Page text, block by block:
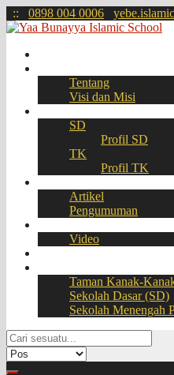
:: 0898 004 0006
Tentang
Visi dan Misi
SD
Profil SD
TK
Profil TK
Artikel
Pengumuman
Video
Taman Kanak-
Sekolah Dasar (SD)
Sekolah Menengah